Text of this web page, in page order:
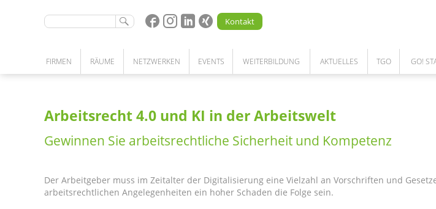
Kontakt
FIRMEN
NETZWERKPARTNERSCHAFT
RÄUME
UNSERE LEISTUNGEN
NETZWERKEN
PATENSCHAFTSPROGRAMM
EVENTS WEITERBILDUNG AKTUELLES
ARBEITEN IM TGO
TGO GO!
Arbeitsrecht 4.0 und KI in der Arbeitswelt
Gewinnen Sie arbeitsrechtliche Sicherheit und Kompetenz
Der Arbeitgeber muss im Zeitalter der Digitalisierung eine Vielzahl an Vorschriften und
arbeitsrechtlichen Angelegenheiten ein hoher Schaden die Folge sein.